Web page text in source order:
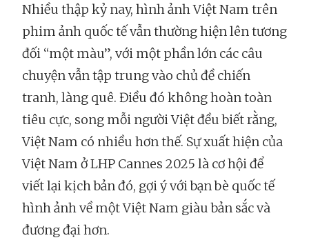
Nhiều thập kỷ nay, hình ảnh Việt Nam trên
phim ảnh quốc tế vẫn thường hiện lên tương
đối “một màu”, với một phần lớn các câu
chuyện vẫn tập trung vào chủ đề chiến
tranh, làng quê. Điều đó không hoàn toàn
tiêu cực, song mỗi người Việt đều biết rằng,
Việt Nam có nhiều hơn thế. Sự xuất hiện của
Việt Nam ở LHP Cannes 2025 là cơ hội để
viết lại kịch bản đó, gợi ý với bạn bè quốc tế
hình ảnh về một Việt Nam giàu bản sắc và
đương đại hơn.